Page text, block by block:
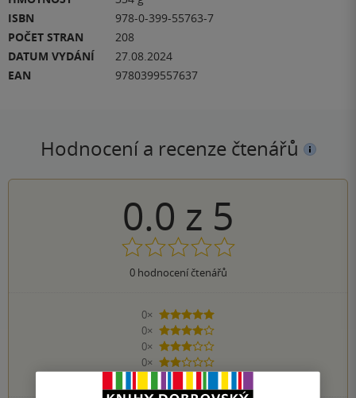
ISBN
978-0-399-55763-7
POČET STRAN
208
DATUM VYDÁNÍ
27.08.2024
EAN
9780399557637
Hodnocení a recenze čtenářů
0.0 z 5
0hodnocení čtenářů
0×
5 hvězdiček
0×
4 hvězdičky
0×
3 hvězdičky
0×
2 hvězdičky